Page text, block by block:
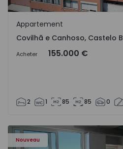
Covilhã e Canhoso, Castelo
Appartement
Covilhã e Canhoso, Castelo
Acheter 155.000 €
2 1 85 85 0
Nouveau
Maison T2 Abrantes, Pego -